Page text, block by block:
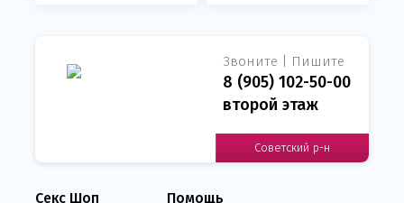
Звоните | Пишите
8 (905) 102-50-00
второй этаж
Советский р-н
Секс Шоп Помощь